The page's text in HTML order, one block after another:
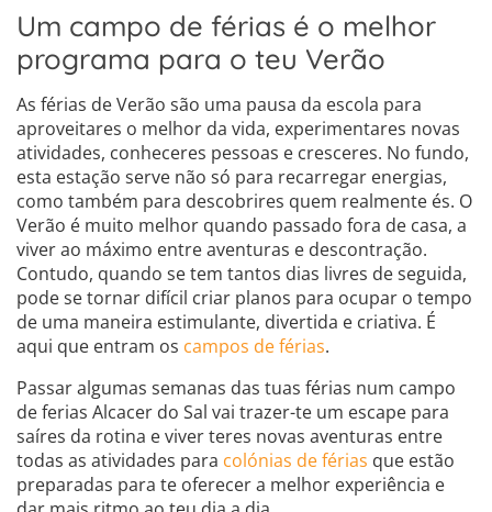
Um campo de férias é o melhor
programa para o teu Verão
As férias de Verão são uma pausa da escola para
aproveitares o melhor da vida, experimentares novas
atividades, conheceres pessoas e cresceres. No fundo,
esta estação serve não só para recarregar energias,
como também para descobrires quem realmente és. O
Verão é muito melhor quando passado fora de casa, a
viver ao máximo entre aventuras e descontração.
Contudo, quando se tem tantos dias livres de seguida,
pode se tornar difícil criar planos para ocupar o tempo
de uma maneira estimulante, divertida e criativa. É
aqui que entram os campos de férias.
Passar algumas semanas das tuas férias num campo
de ferias Alcacer do Sal vai trazer-te um escape para
saíres da rotina e viver teres novas aventuras entre
todas as atividades para colónias de férias que estão
preparadas para te oferecer a melhor experiência e